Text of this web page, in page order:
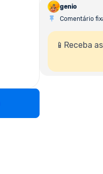
genio
Comentário
📱Receba